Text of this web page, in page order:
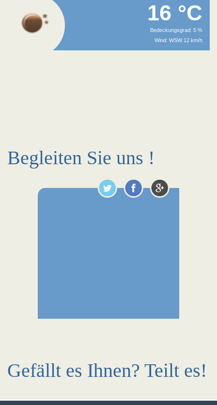
16 °C
Bedeckungsgrad: 5 %
Wind: WSW 12 km/h
Begleiten Sie uns !
Gefällt es Ihnen? Teilt es!